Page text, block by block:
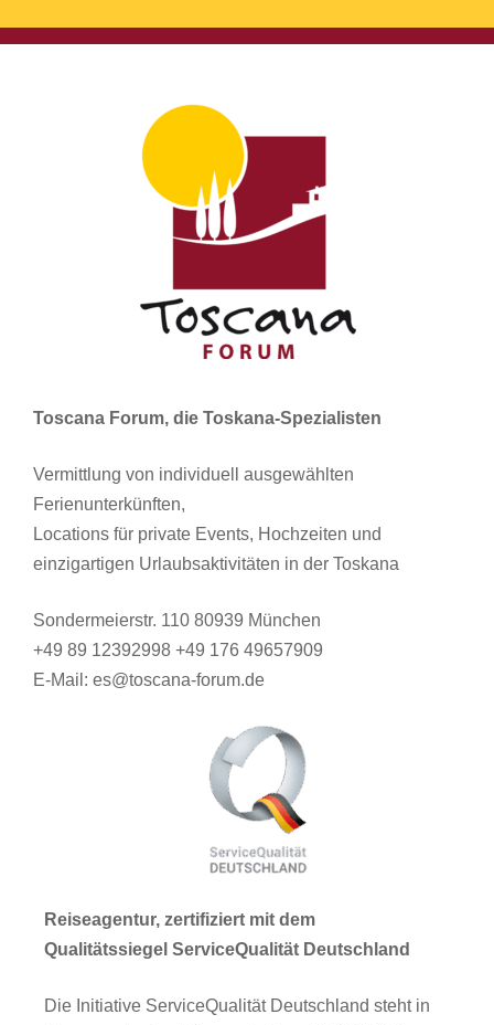
Toscana Forum, die Toskana-Spezialisten
Vermittlung von individuell ausgewählten
Ferienunterkünften,
Locations für private Events, Hochzeiten und
einzigartigen Urlaubsaktivitäten in der Toskana
Sondermeierstr. 110 80939 München
+49 89 12392998 +49 176 49657909
E-Mail: es@toscana-forum.de
Reiseagentur, zertifiziert mit dem
Qualitätssiegel ServiceQualität Deutschland
Die Initiative ServiceQualität Deutschland steht in